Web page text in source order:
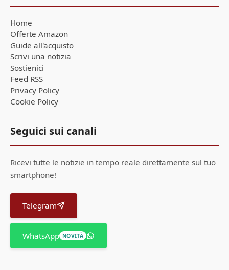
Home
Offerte Amazon
Guide all'acquisto
Scrivi una notizia
Sostienici
Feed RSS
Privacy Policy
Cookie Policy
Seguici sui canali
Ricevi tutte le notizie in tempo reale direttamente sul tuo
smartphone!
Telegram
WhatsApp NOVITÀ